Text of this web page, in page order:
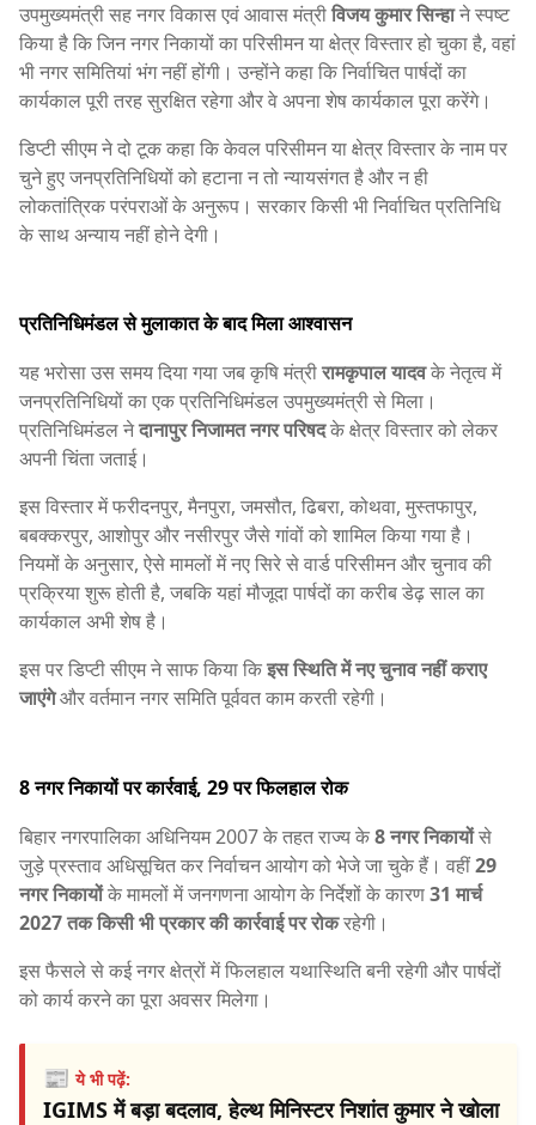
उपमुख्यमंत्री सह नगर विकास एवं आवास मंत्रीविजय कुमार सिन्हाने स्पष्ट
किया है कि जिन नगर निकायों का परिसीमन या क्षेत्र विस्तार हो चुका है, वहां
भी नगर समितियां भंग नहीं होंगी। उन्होंने कहा कि निर्वाचित पार्षदों का
कार्यकाल पूरी तरह सुरक्षित रहेगा और वे अपना शेष कार्यकाल पूरा करेंगे।
डिप्टी सीएम ने दो टूक कहा कि केवल परिसीमन या क्षेत्र विस्तार के नाम पर
चुने हुए जनप्रतिनिधियों को हटाना न तो न्यायसंगत है और न ही
लोकतांत्रिक परंपराओं के अनुरूप। सरकार किसी भी निर्वाचित प्रतिनिधि
के साथ अन्याय नहीं होने देगी।
प्रतिनिधिमंडल से मुलाकात के बाद मिला आश्वासन
यह भरोसा उस समय दिया गया जब कृषि मंत्रीरामकृपाल यादवके नेतृत्व में
जनप्रतिनिधियों का एक प्रतिनिधिमंडल उपमुख्यमंत्री से मिला।
प्रतिनिधिमंडल नेदानापुर निजामत नगर परिषदके क्षेत्र विस्तार को लेकर
अपनी चिंता जताई।
इस विस्तार में फरीदनपुर, मैनपुरा, जमसौत, ढिबरा, कोथवा, मुस्तफापुर,
बबक्करपुर, आशोपुर और नसीरपुर जैसे गांवों को शामिल किया गया है।
नियमों के अनुसार, ऐसे मामलों में नए सिरे से वार्ड परिसीमन और चुनाव की
प्रक्रिया शुरू होती है, जबकि यहां मौजूदा पार्षदों का करीब डेढ़ साल का
कार्यकाल अभी शेष है।
इस पर डिप्टी सीएम ने साफ किया किइस स्थिति में नए चुनाव नहीं कराए
जाएंगेऔर वर्तमान नगर समिति पूर्ववत काम करती रहेगी।
8 नगर निकायों पर कार्रवाई, 29 पर फिलहाल रोक
बिहार नगरपालिका अधिनियम 2007 के तहत राज्य के8 नगर निकायोंसे
जुड़े प्रस्ताव अधिसूचित कर निर्वाचन आयोग को भेजे जा चुके हैं। वहीं29
नगर निकायोंके मामलों में जनगणना आयोग के निर्देशों के कारण31 मार्च
2027 तक किसी भी प्रकार की कार्रवाई पर रोकरहेगी।
इस फैसले से कई नगर क्षेत्रों में फिलहाल यथास्थिति बनी रहेगी और पार्षदों
को कार्य करने का पूरा अवसर मिलेगा।
📰ये भी पढ़ें:
IGIMS में बड़ा बदलाव, हेल्थ मिनिस्टर निशांत कुमार ने खोला